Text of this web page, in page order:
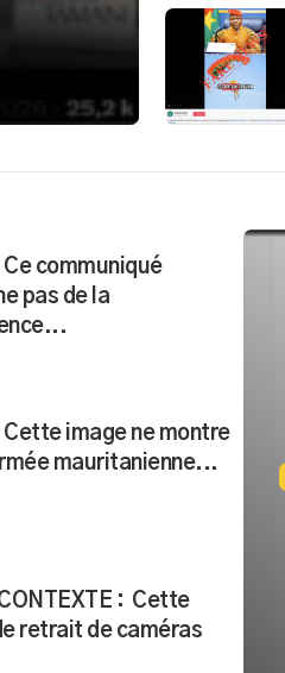
Ce communiqué
pas de la
Cette image ne montre
mauritanienne...
: Cette
retrait de caméras